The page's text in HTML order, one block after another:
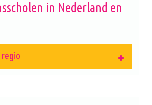
in Nederland en